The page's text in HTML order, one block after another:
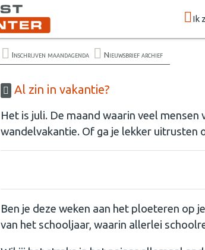
Ik
Inschrijven maandagenda Nieuwsbrief archief
Al zin in vakantie?
Het is juli. De maand waarin veel mensen
wandelvakantie. Of ga je lekker uitrusten
Ben je deze weken aan het ploeteren op
van het schooljaar, waarin allerlei